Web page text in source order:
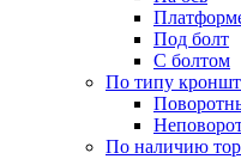
Под болт
С болтом
По типу
По наличию